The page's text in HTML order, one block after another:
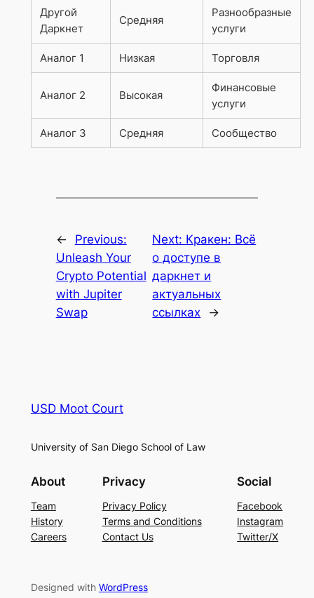
Другой
Даркнет
Средняя
Разнообразные
услуги
Аналог 1 Низкая Торговля
Аналог 2 Высокая
Финансовые
услуги
Аналог 3 Средняя Сообщество
←
Previous:
Unleash Your
Crypto Potential
with Jupiter
Swap
Next: Кракен: Всё
о доступе в
даркнет и
актуальных
ссылках
→
USD Moot Court
University of San Diego School of Law
About
Team
History
Careers
Privacy
Privacy Policy
Terms and Conditions
Contact Us
Social
Facebook
Instagram
Twitter/X
Designed with WordPress